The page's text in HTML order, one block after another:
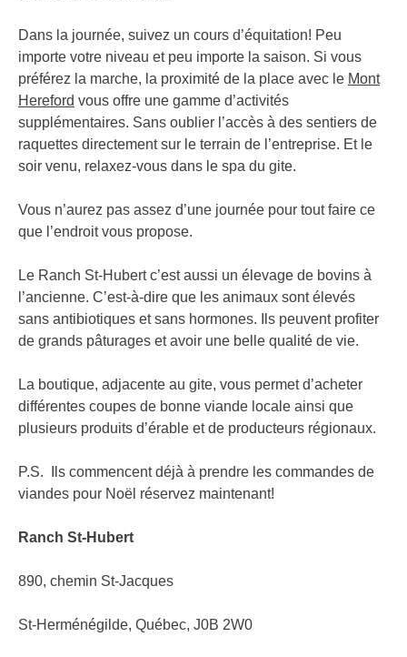
Dans la journée, suivez un cours d’équitation! Peu
importe votre niveau et peu importe la saison. Si vous
préférez la marche, la proximité de la place avec le Mont
Hereford vous offre une gamme d’activités
supplémentaires. Sans oublier l’accès à des sentiers de
raquettes directement sur le terrain de l’entreprise. Et le
soir venu, relaxez-vous dans le spa du gite.
Vous n’aurez pas assez d’une journée pour tout faire ce
que l’endroit vous propose.
Le Ranch St-Hubert c’est aussi un élevage de bovins à
l’ancienne. C’est-à-dire que les animaux sont élevés
sans antibiotiques et sans hormones. Ils peuvent profiter
de grands pâturages et avoir une belle qualité de vie.
La boutique, adjacente au gite, vous permet d’acheter
différentes coupes de bonne viande locale ainsi que
plusieurs produits d’érable et de producteurs régionaux.
P.S. Ils commencent déjà à prendre les commandes de
viandes pour Noël réservez maintenant!
Ranch St-Hubert
890, chemin St-Jacques
St-Herménégilde, Québec, J0B 2W0